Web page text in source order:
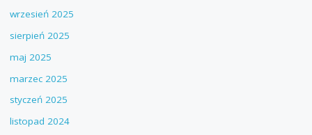
wrzesień 2025
sierpień 2025
maj 2025
marzec 2025
styczeń 2025
listopad 2024